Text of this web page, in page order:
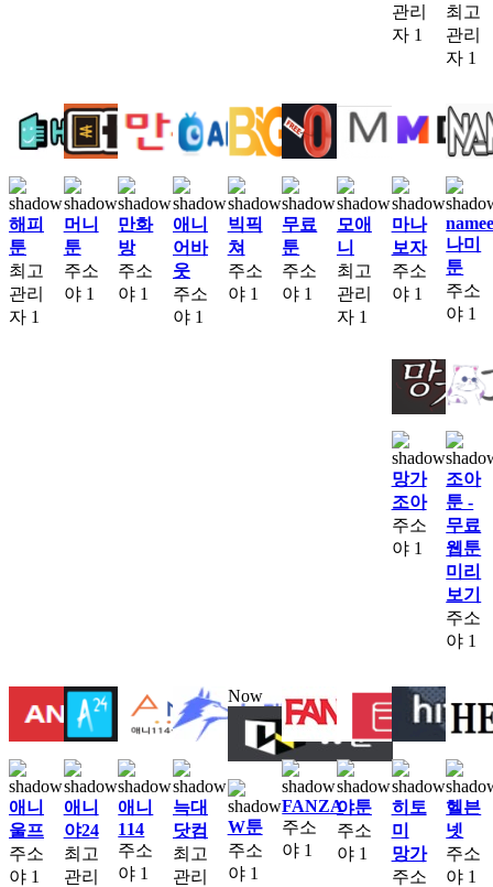
관리
자 1
최고
관리
자 1
해피
툰
최고
관리
자 1
머니
툰
주소
야 1
만화
방
주소
야 1
애니
어바
웃
주소
야 1
빅픽
쳐
주소
야 1
무료
툰
주소
야 1
모애
니
최고
관리
자 1
마나
보자
주소
야 1
나미
툰
주소
야 1
망가
조아
주소
야 1
조아
툰 -
무료
웹툰
미리
보기
주소
야 1
애니
울프
주소
야 1
애니
야24
최고
관리
애니
114
주소
야 1
늑대
닷컴
최고
관리
Now
W툰
주소
야 1
FANZA
주소
야 1
야툰
주소
야 1
히토
미
망가
주소
헬븐
넷
주소
야 1